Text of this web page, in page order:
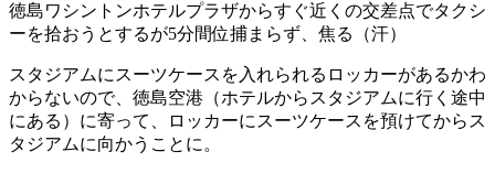
徳島ワシントンホテルプラザからすぐ近くの交差点でタクシ
ーを拾おうとするが5分間位捕まらず、焦る（汗）
スタジアムにスーツケースを入れられるロッカーがあるかわ
からないので、徳島空港（ホテルからスタジアムに行く途中
にある）に寄って、ロッカーにスーツケースを預けてからス
タジアムに向かうことに。